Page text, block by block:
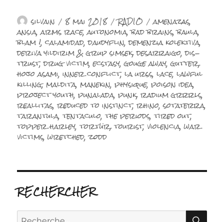
Auteur
silvain Publié
le
8 mai 2018 Catégories
RADIO Étiquettes
amenazas,
ansia,arms race,autonomia,bad brains,baula,
blam !,calamidad,daudyflin,demenzia kolektiva,
deriva yildirim & grup simsek,desarraigo,dis-
trust,drug victim,ecstasy,gouge away,gutter,
hojo asami,inner conflict,la urss,lace,lawful
killing,maldita,manekin,physique,poison idea,
project youth,punalada,punk,radium grrrls,
reallitas,reduced to instinct,rhino,sotaterra,
tarantula,tentaculo,the periods,tired out,
topper harley,tortür,tourist,violencia,war
victims,wretched,zodd
RECHERCHER
Recherche